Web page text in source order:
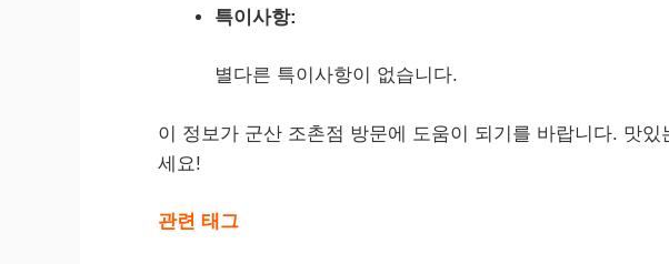
특이사항:
별다른 특이사항이 없습니다.
이 정보가 군산 조촌점 방문에 도움이 되기를 바랍니다. 맛있
세요!
관련 태그